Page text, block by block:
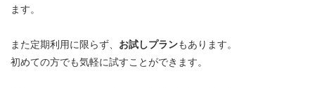
ます。
また定期利用に限らず、 お試しプランもあります。
初めての方でも気軽に試すことができます。